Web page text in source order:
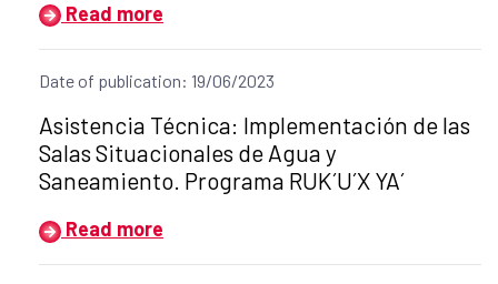
Read more
Date of publication: 19/06/2023
Title of the announcement:
Asistencia Técnica: Implementación de las
Salas Situacionales de Agua y
Saneamiento. Programa RUK´U´X YA´
Read more